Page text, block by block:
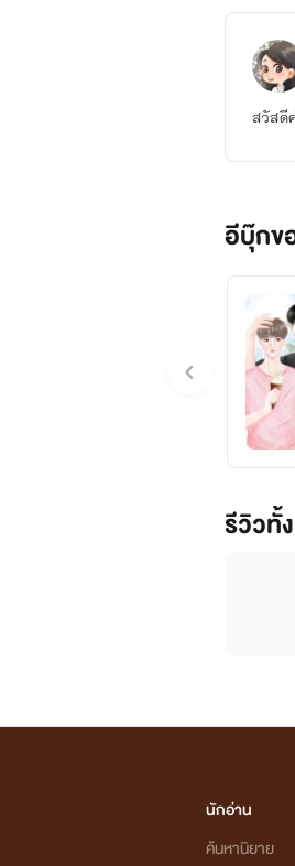
สวัสดี
อีบุ๊กข
รีวิวทั้
นักอ่าน
ค้นหานิยาย